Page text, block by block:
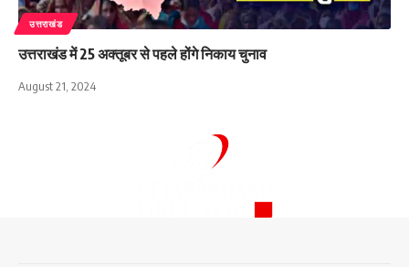
उत्तराखंड
उत्तराखंड में 25 अक्तूबर से पहले होंगे निकाय चुनाव
August 21, 2024